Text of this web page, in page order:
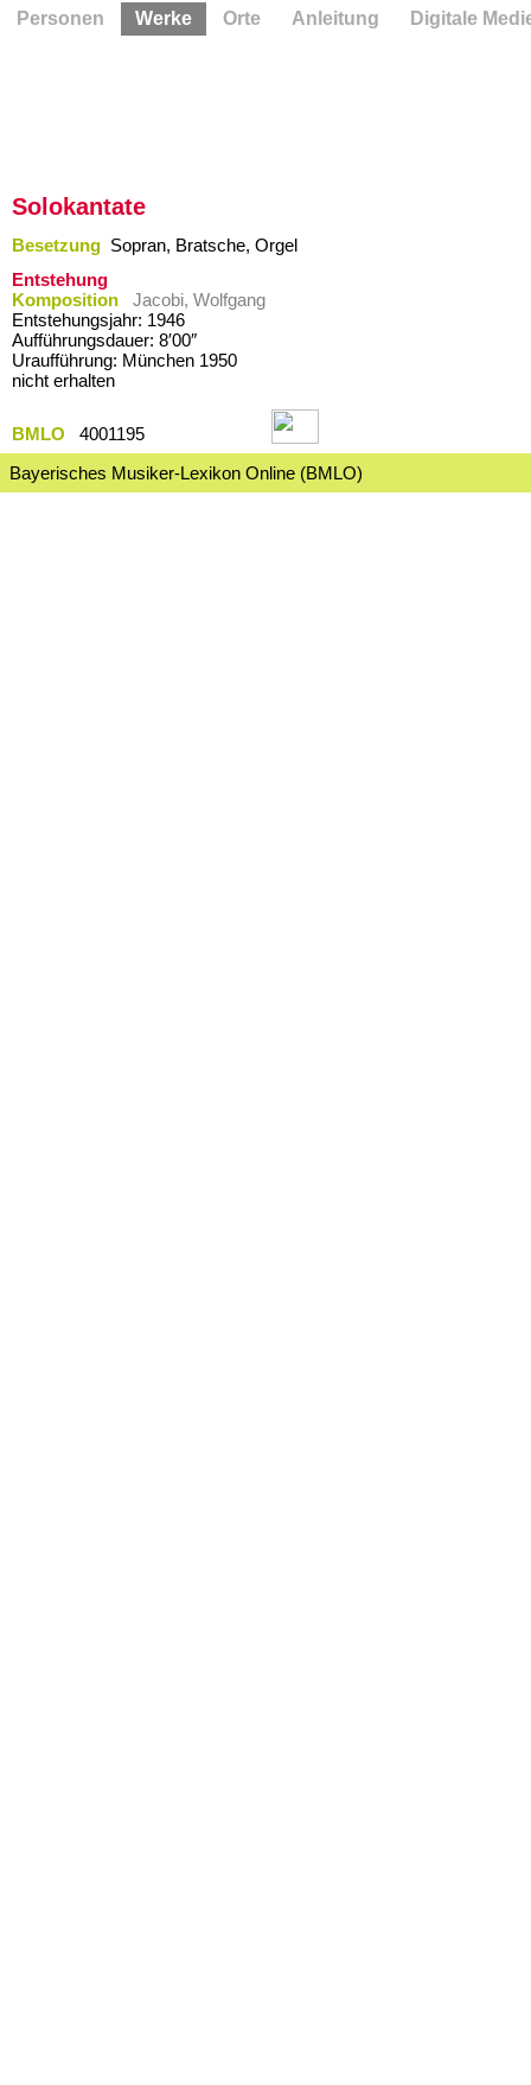
Solokantate
Besetzung Sopran, Bratsche, Orgel
Entstehung
Komposition
Jacobi, Wolfgang
Entstehungsjahr: 1946
Aufführungsdauer: 8′00″
Uraufführung: München 1950
nicht erhalten
BMLO
4001195
Bayerisches Musiker-Lexikon Online (BMLO)
Personen Werke Orte Anleitung Digitale